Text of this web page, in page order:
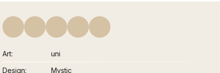
Art
uni
Design
Mystic